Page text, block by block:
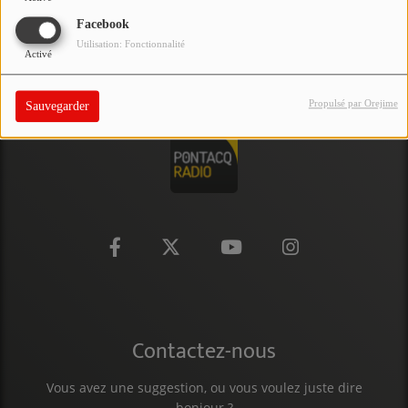
Facebook
Activé
Utilisation: Fonctionnalité
Sauvegarder Propulsé par Orejime
PARTICIPEZ
JEUX CONCOURS
RECRUTEMENT
VENEZ DANS LE PUBLIC !
Contactez-nous
Vous avez une suggestion, ou vous voulez juste dire